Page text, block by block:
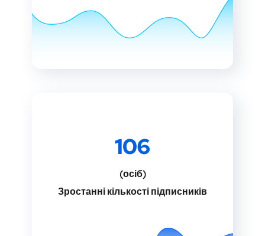
106
(осіб)
Зростанні кількості підписників